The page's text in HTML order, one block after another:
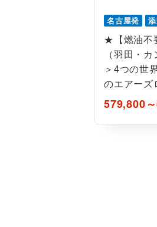
名古屋発
★【燃油不
（羽田・
＞4つの世
のエアーズ
6日間
579,800